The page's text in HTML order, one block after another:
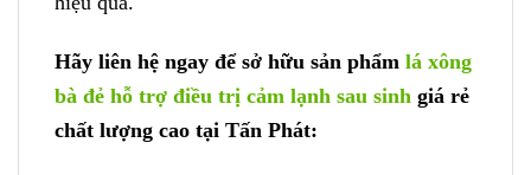
Hãy liên hệ ngay để sở hữu sản phẩm lá xông
bà đẻ hỗ trợ điều trị cảm lạnh sau sinh giá rẻ
chất lượng cao tại Tấn Phát: